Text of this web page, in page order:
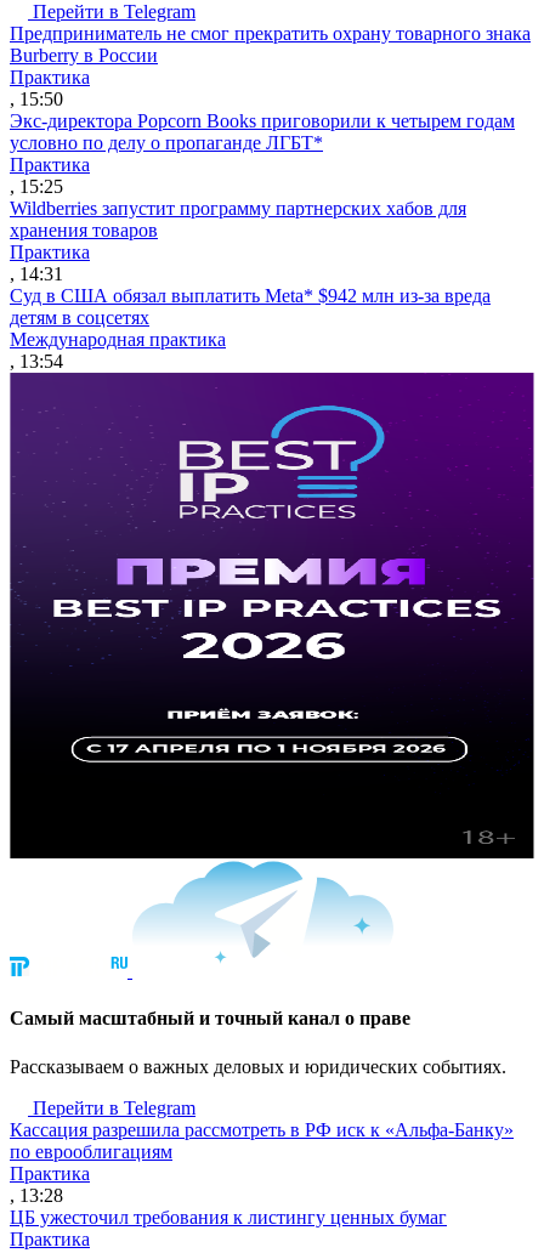
Перейти в Telegram
Предприниматель не смог прекратить охрану товарного знака
Burberry в России
Практика
, 15:50
Экс-директора Popcorn Books приговорили к четырем годам
условно по делу о пропаганде ЛГБТ*
Практика
, 15:25
Wildberries запустит программу партнерских хабов для
хранения товаров
Практика
, 14:31
Суд в США обязал выплатить Meta* $942 млн из-за вреда
детям в соцсетях
Международная практика
, 13:54
Cамый масштабный и точный канал о праве
Рассказываем о важных деловых и юридических событиях.
Перейти в Telegram
Кассация разрешила рассмотреть в РФ иск к «Альфа-Банку»
по еврооблигациям
Практика
, 13:28
ЦБ ужесточил требования к листингу ценных бумаг
Практика